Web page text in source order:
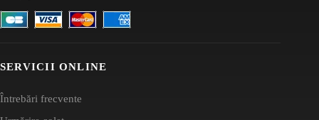
SERVICII ONLINE
Întrebări frecvente